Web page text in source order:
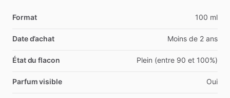
Format 100 ml
Date d’achat Moins de 2 ans
État du flacon Plein (entre 90 et 100%)
Parfum visible Oui